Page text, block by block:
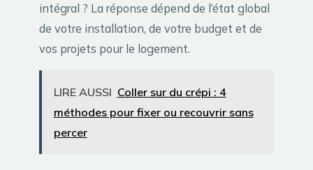
intégral ? La réponse dépend de l’état global
de votre installation, de votre budget et de
vos projets pour le logement.
LIRE AUSSI Coller sur du crépi : 4
méthodes pour fixer ou recouvrir sans
percer